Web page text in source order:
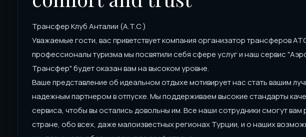
Трансфер Клуб Анталии (A.T.C )
Уважаемые гости, вас приветствует компания организатор трансферов
профессионалы туризма мы посвятили себя сфере услуг и наш сервис
Трансфер" будет оказан вам на высоком уровне.
Ваше представление об идеальном отдыхе мотивирует нас стать вашим
надежным партнером в отпуске. Мы поддерживаем высокие стандарты
сервиса, чтобы вы остались довольны им. Все наши сотрудники смогут вам
стране, обо всех, даже малоизвестных регионах Турции, и о наших